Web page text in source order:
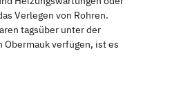
Verlegen von Rohren.
tagsüber unter der
Obermauk verfügen, ist es